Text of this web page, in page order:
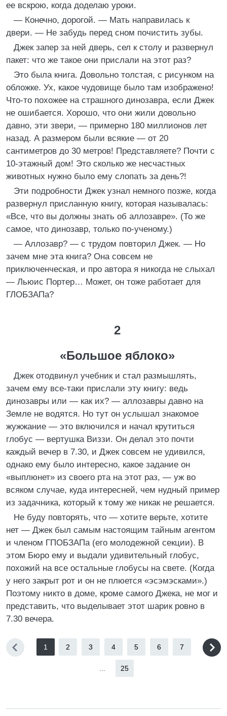
ее вскрою, когда доделаю уроки.
— Конечно, дорогой. — Мать направилась к
двери. — Не забудь перед сном почистить зубы.
Джек запер за ней дверь, сел к столу и развернул
пакет: что же такое они прислали на этот раз?
Это была книга. Довольно толстая, с рисунком на
обложке. Ух, какое чудовище было там изображено!
Что-то похожее на страшного динозавра, если Джек
не ошибается. Хорошо, что они жили довольно
давно, эти звери, — примерно 180 миллионов лет
назад. А размером были всякие — от 20
сантиметров до 30 метров! Представляете? Почти с
10-этажный дом! Это сколько же несчастных
животных нужно было ему слопать за день?!
Эти подробности Джек узнал немного позже, когда
развернул присланную книгу, которая называлась:
«Все, что вы должны знать об аллозавре». (То же
самое, что динозавр, только по-ученому.)
— Аллозавр? — с трудом повторил Джек. — Но
зачем мне эта книга? Она совсем не
приключенческая, и про автора я никогда не слыхал
— Льюис Портер… Может, он тоже работает для
ГЛОБЗАПа?
2
«Большое яблоко»
Джек отодвинул учебник и стал размышлять,
зачем ему все-таки прислали эту книгу: ведь
динозавры или — как их? — аллозавры давно на
Земле не водятся. Но тут он услышал знакомое
жужжание — это включился и начал крутиться
глобус — вертушка Виззи. Он делал это почти
каждый вечер в 7.30, и Джек совсем не удивился,
однако ему было интересно, какое задание он
«выплюнет» из своего рта на этот раз, — уж во
всяком случае, куда интересней, чем нудный пример
из задачника, который к тому же никак не решается.
Не буду повторять, что — хотите верьте, хотите
нет — Джек был самым настоящим тайным агентом
и членом ГПОБЗАПа (его молодежной секции). В
этом Бюро ему и выдали удивительный глобус,
похожий на все остальные глобусы на свете. (Когда
у него закрыт рот и он не плюется «эсэмэсками».)
Поэтому никто в доме, кроме самого Джека, не мог и
представить, что выделывает этот шарик ровно в
7.30 вечера.
1 2 3 4 5 6 7
25